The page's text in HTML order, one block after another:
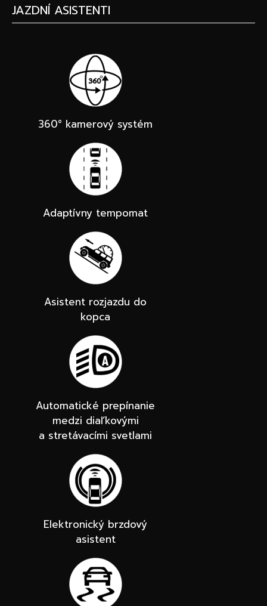
JAZDNÍ ASISTENTI
360° kamerový systém
Adaptívny tempomat
Asistent rozjazdu do
kopca
Automatické prepínanie
medzi diaľkovými
a stretávacími svetlami
Elektronický brzdový
asistent